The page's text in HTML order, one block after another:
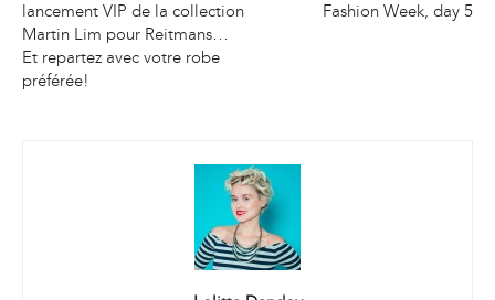
lancement VIP de la collection
Martin Lim pour Reitmans…
Et repartez avec votre robe
préférée!
Fashion Week, day 5